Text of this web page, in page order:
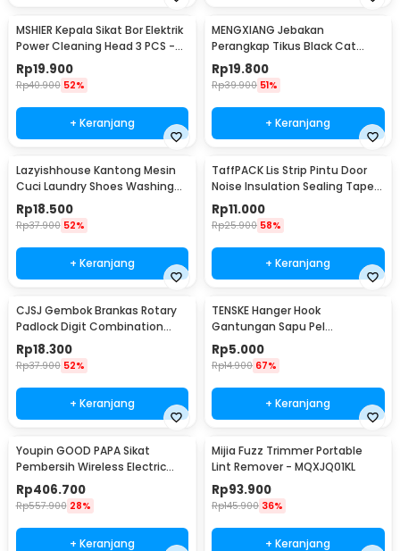
MSHIER Kepala Sikat Bor Elektrik
Power Cleaning Head 3 PCS -
DB003
Rp19.900
Rp40.900 52%
+ Keranjang
MENGXIANG Jebakan
Perangkap Tikus Black Cat
Mousetrap 2 PCS - JB56
Rp19.800
Rp39.900 51%
+ Keranjang
Lazyishhouse Kantong Mesin
Cuci Laundry Shoes Washing
Mesh Bag - 62319
Rp18.500
Rp37.900 52%
+ Keranjang
TaffPACK Lis Strip Pintu Door
Noise Insulation Sealing Tape
5Mx3cm - B35
Rp11.000
Rp25.900 58%
+ Keranjang
CJSJ Gembok Brankas Rotary
Padlock Digit Combination
Padlock - CH-209
Rp18.300
Rp37.900 52%
+ Keranjang
TENSKE Hanger Hook
Gantungan Sapu Pel
Multifungsi 1 PCS - GF-016
Rp5.000
Rp14.900 67%
+ Keranjang
Youpin GOOD PAPA Sikat
Pembersih Wireless Electric
Cleaning - CL99
Rp406.700
Rp557.900 28%
+ Keranjang
Mijia Fuzz Trimmer Portable
Lint Remover - MQXJQ01KL
Rp93.900
Rp145.900 36%
+ Keranjang